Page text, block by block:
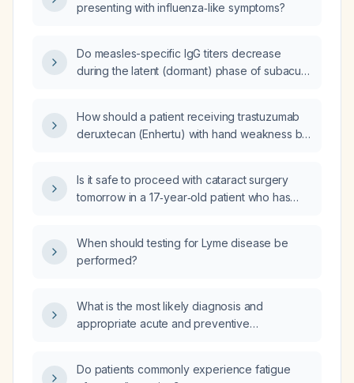
presenting with influenza‑like symptoms?
Do measles-specific IgG titers decrease
during the latent (dormant) phase of subacute
How should a patient receiving trastuzumab
deruxtecan (Enhertu) with hand weakness be
Is it safe to proceed with cataract surgery
tomorrow in a 17‑year‑old patient who has
neutrophil count ≈1100 cells/µL) after a recent
upper respiratory infection?
When should testing for Lyme disease be
performed?
What is the most likely diagnosis and
appropriate acute and preventive
contralateral eye accompanied by a spasm,
Do patients commonly experience fatigue